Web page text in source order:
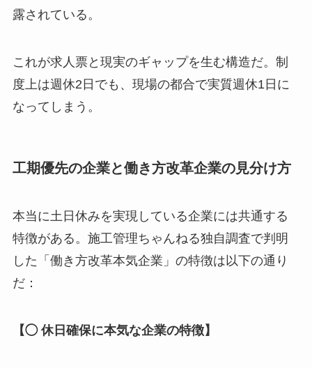
露されている。
これが求人票と現実のギャップを生む構造だ。制
度上は週休2日でも、現場の都合で実質週休1日に
なってしまう。
工期優先の企業と働き方改革企業の見分け方
本当に土日休みを実現している企業には共通する
特徴がある。施工管理ちゃんねる独自調査で判明
した「働き方改革本気企業」の特徴は以下の通り
だ：
【◯ 休日確保に本気な企業の特徴】